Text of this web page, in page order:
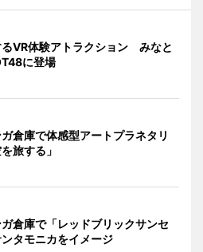
るVR体験アトラクション みなと
に登場
倉庫で体感型アートプラネタリ
旅する」
倉庫で「レッドブリックサンセ
タモニカをイメージ